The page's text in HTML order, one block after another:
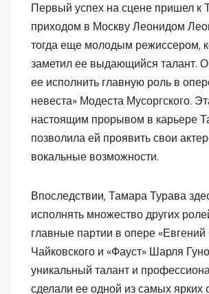
Первый успех на сцене пришел к
приходом в Москву Леонидом
тогда еще молодым режиссером,
заметил ее выдающийся талант.
ее исполнить главную роль в
невеста» Модеста Мусоргского.
настоящим прорывом в карьере
позволила ей проявить свои
вокальные возможности.
Впоследствии, Тамара Турава
исполнять множество других
главные партии в опере
Чайковского и «Фауст» Шарля
уникальный талант и
сделали ее одной из самых ярких